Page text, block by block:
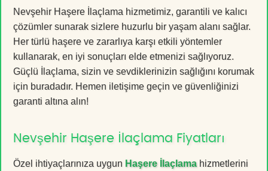
Nevşehir Haşere İlaçlama hizmetimiz, garantili ve kalıcı
çözümler sunarak sizlere huzurlu bir yaşam alanı sağlar.
Her türlü haşere ve zararlıya karşı etkili yöntemler
kullanarak, en iyi sonuçları elde etmenizi sağlıyoruz.
Güçlü İlaçlama, sizin ve sevdiklerinizin sağlığını korumak
için buradadır. Hemen iletişime geçin ve güvenliğinizi
garanti altına alın!
Nevşehir Haşere İlaçlama Fiyatları
Özel ihtiyaçlarınıza uygun Haşere İlaçlamahizmetlerini